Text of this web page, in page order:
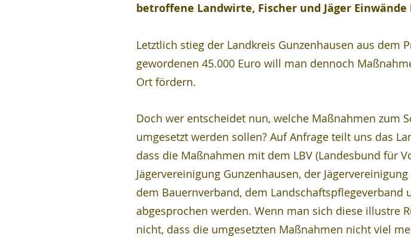
betroffene Landwirte, Fischer und Jäger Einwände
Letztlich stieg der Landkreis Gunzenhausen aus dem
gewordenen 45.000 Euro will man dennoch
Ort fördern.
Doch wer entscheidet nun, welche Maßnahmen zum
umgesetzt werden sollen? Auf Anfrage teilt uns das
dass die Maßnahmen mit dem LBV (Landesbund für
Jägervereinigung Gunzenhausen, der
dem Bauernverband, dem Landschaftspflegeverband
abgesprochen werden. Wenn man sich diese illustre
nicht, dass die umgesetzten Maßnahmen nicht viel